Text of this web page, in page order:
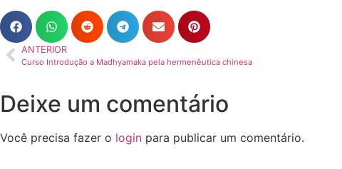
ANTERIOR
Curso Introdução a Madhyamaka pela hermenêutica chinesa
Deixe um comentário
Você precisa fazer o login para publicar um comentário.